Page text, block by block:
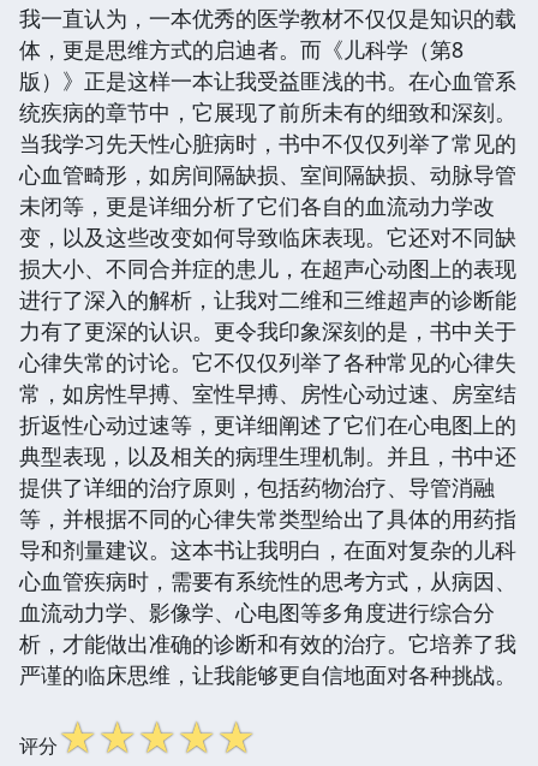
我一直认为，一本优秀的医学教材不仅仅是知识的载
体，更是思维方式的启迪者。而《儿科学（第8
版）》正是这样一本让我受益匪浅的书。在心血管系
统疾病的章节中，它展现了前所未有的细致和深刻。
当我学习先天性心脏病时，书中不仅仅列举了常见的
心血管畸形，如房间隔缺损、室间隔缺损、动脉导管
未闭等，更是详细分析了它们各自的血流动力学改
变，以及这些改变如何导致临床表现。它还对不同缺
损大小、不同合并症的患儿，在超声心动图上的表现
进行了深入的解析，让我对二维和三维超声的诊断能
力有了更深的认识。更令我印象深刻的是，书中关于
心律失常的讨论。它不仅仅列举了各种常见的心律失
常，如房性早搏、室性早搏、房性心动过速、房室结
折返性心动过速等，更详细阐述了它们在心电图上的
典型表现，以及相关的病理生理机制。并且，书中还
提供了详细的治疗原则，包括药物治疗、导管消融
等，并根据不同的心律失常类型给出了具体的用药指
导和剂量建议。这本书让我明白，在面对复杂的儿科
心血管疾病时，需要有系统性的思考方式，从病因、
血流动力学、影像学、心电图等多角度进行综合分
析，才能做出准确的诊断和有效的治疗。它培养了我
严谨的临床思维，让我能够更自信地面对各种挑战。
评分☆☆☆☆☆